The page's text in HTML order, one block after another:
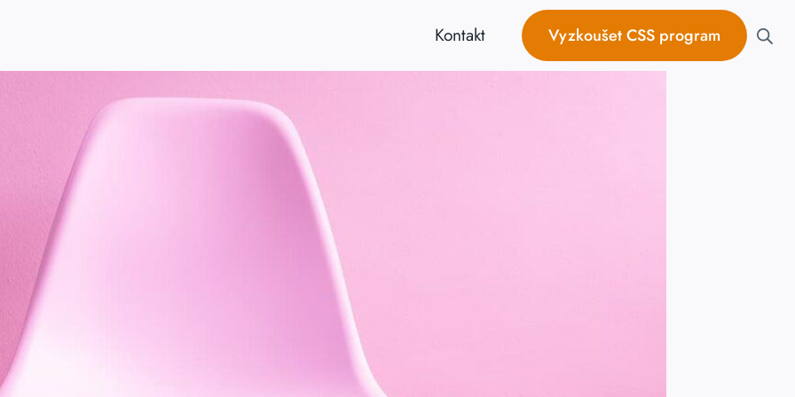
Kontakt Vyzkoušet CSS program